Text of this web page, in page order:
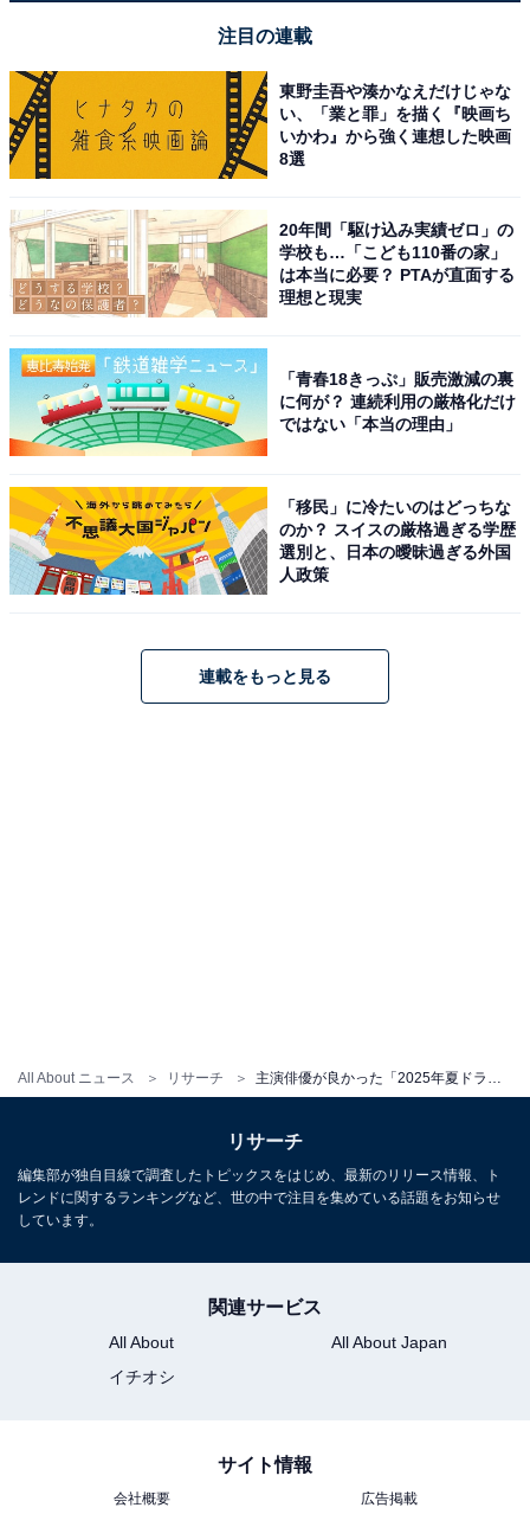
All About ニュース リサーチ 主演俳優が良かった「2025年夏ドラマ」ランキング！ 『あんぱん』を僅差で抑えた1位は？
注目の連載
東野圭吾や湊かなえだけじゃな
い、「業と罪」を描く『映画ち
いかわ』から強く連想した映画
8選
20年間「駆け込み実績ゼロ」の
学校も…「こども110番の家」
は本当に必要？ PTAが直面する
理想と現実
「青春18きっぷ」販売激減の裏
に何が？ 連続利用の厳格化だけ
ではない「本当の理由」
「移民」に冷たいのはどっちな
のか？ スイスの厳格過ぎる学歴
選別と、日本の曖昧過ぎる外国
人政策
連載をもっと見る
リサーチ
編集部が独自目線で調査したトピックスをはじめ、最新のリリース情報、ト
レンドに関するランキングなど、世の中で注目を集めている話題をお知らせ
しています。
関連サービス
All About
All About Japan
イチオシ
サイト情報
会社概要 広告掲載